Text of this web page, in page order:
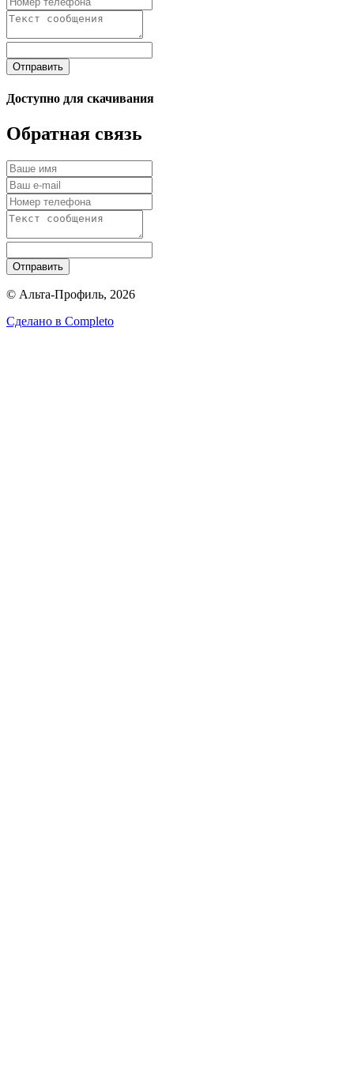
Отправить
Доступно для скачивания
Обратная связь
Отправить
© Альта-Профиль, 2026
Сделано в Completo